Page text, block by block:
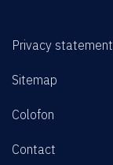
Privacy statement
Sitemap
Colofon
Contact